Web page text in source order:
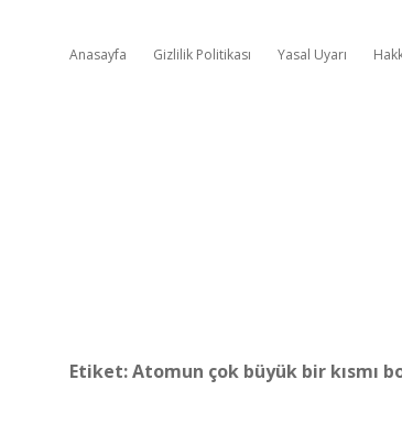
Anasayfa Gizlilik Politikası Yasal Uyarı
Etiket:Atomun çok büyük bir kısmı